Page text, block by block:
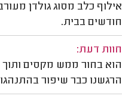
אילוף כלב מסוג גולדן
חודשים בבית.
חוות דעת:
הוא בחור ממש מקסים ותוך
הרגשנו כבר שיפור